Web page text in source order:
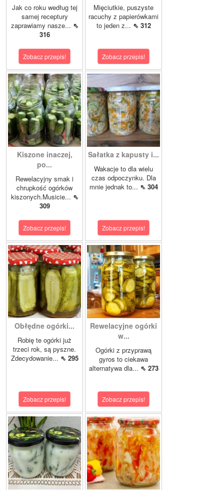
Jak co roku według tej
samej receptury
zaprawiamy nasze... ⇖
316
Zobacz przepis!
Mięciutkie, puszyste
racuchy z papierówkami
to jeden z... ⇖ 312
Zobacz przepis!
Kiszone inaczej,
po...
Rewelacyjny smak i
chrupkość ogórków
kiszonych.Musicie... ⇖
309
Zobacz przepis!
Sałatka z kapusty i...
Wakacje to dla wielu
czas odpoczynku. Dla
mnie jednak to... ⇖ 304
Zobacz przepis!
Obłędne ogórki...
Robię te ogórki już
trzeci rok, są pyszne.
Zdecydowanie... ⇖ 295
Zobacz przepis!
Rewelacyjne ogórki
w...
Ogórki z przyprawą
gyros to ciekawa
alternatywa dla... ⇖ 273
Zobacz przepis!